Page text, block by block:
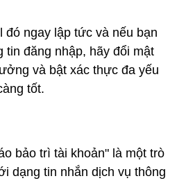
đó ngay lập tức và nếu bạn
tin đăng nhập, hãy đổi mật
và bật xác thực đa yếu
tốt.
bảo trì tài khoản" là một trò
dạng tin nhắn dịch vụ thông